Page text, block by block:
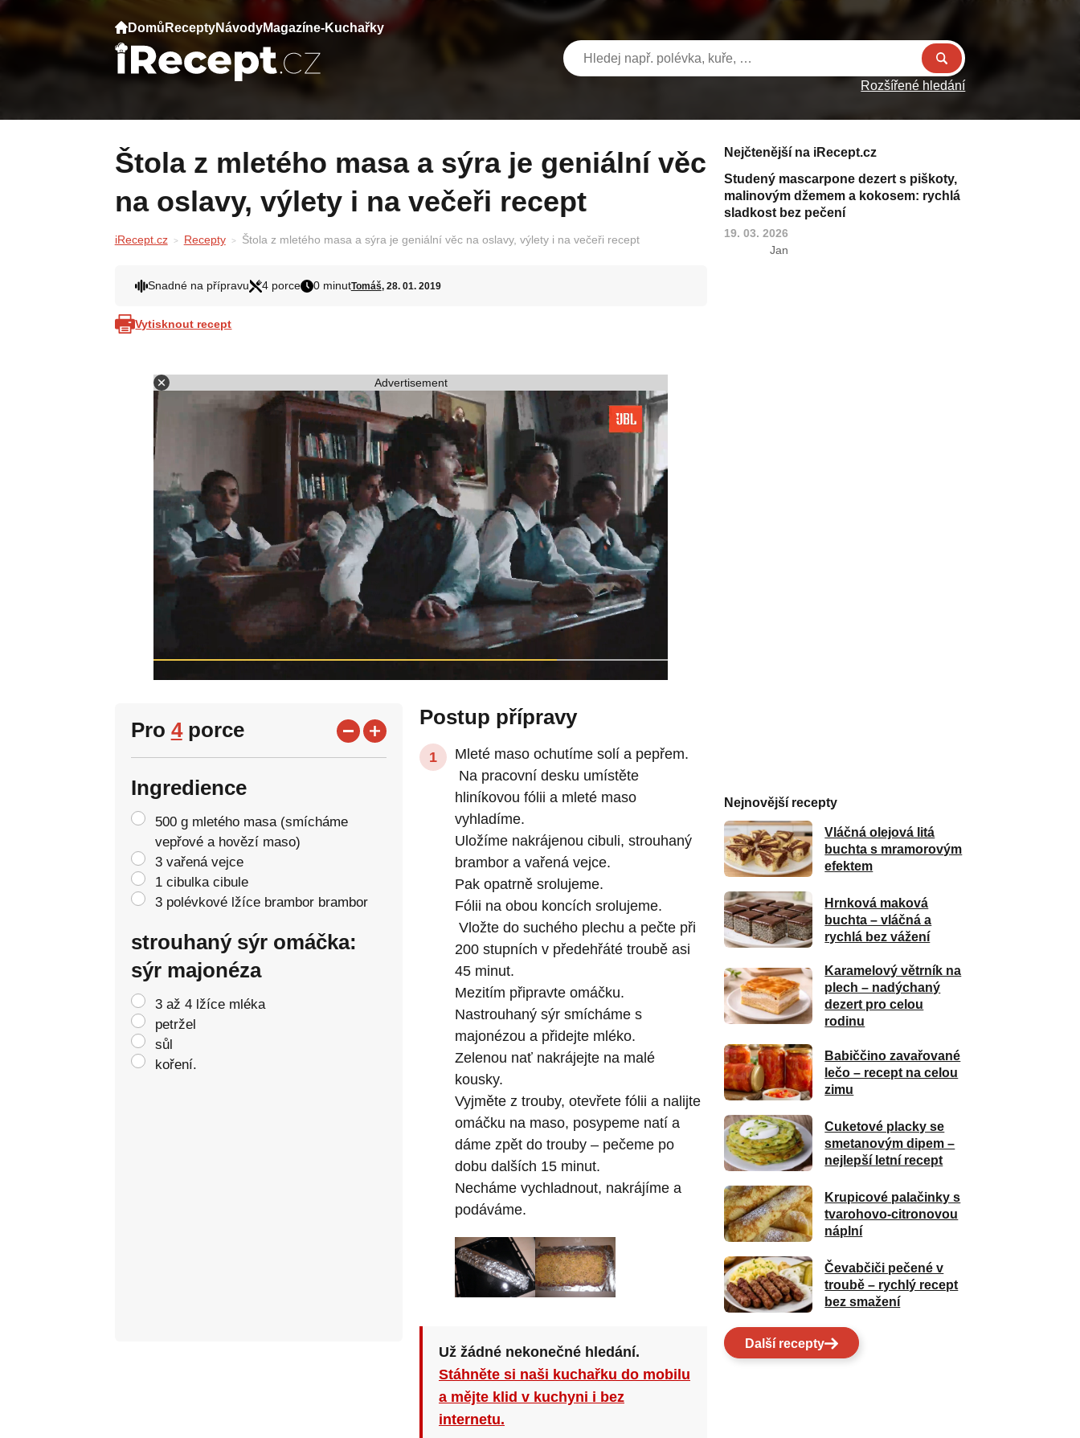
Domů ReceptyNávodyMagazíne-Kuchařky
Rozšířené hledání
Štola z mletého masa a sýra je geniální věc
na oslavy, výlety i na večeři recept
iRecept.cz Recepty Štola z mletého masa a sýra je geniální věc na oslavy, výlety i na večeři recept
Snadné na přípravu 4 porce 0 minutTomáš, 28. 01. 2019
Vytisknout recept
Advertisement
Pro 4porce
Ingredience
500 g mletého masa (smícháme
vepřové a hovězí maso)
3 vařená vejce
1 cibulka cibule
3 polévkové lžíce brambor brambor
strouhaný sýr omáčka:
sýr majonéza
3 až 4 lžíce mléka
petržel
sůl
koření.
Postup přípravy
Mleté maso ochutíme solí a pepřem.
Na pracovní desku umístěte
hliníkovou fólii a mleté ​​maso
vyhladíme.
Uložíme nakrájenou cibuli, strouhaný
brambor a vařená vejce.
Pak opatrně srolujeme.
Fólii na obou koncích srolujeme.
Vložte do suchého plechu a pečte při
200 stupních v předehřáté troubě asi
45 minut.
Mezitím připravte omáčku.
Nastrouhaný sýr smícháme s
majonézou a přidejte mléko.
Zelenou nať nakrájejte na malé
kousky.
Vyjměte z trouby, otevřete fólii a nalijte
omáčku na maso, posypeme natí a
dáme zpět do trouby – pečeme po
dobu dalších 15 minut.
Necháme vychladnout, nakrájíme a
podáváme.
Už žádné nekonečné hledání.
Stáhněte si naši kuchařku do mobilu
a mějte klid v kuchyni i bez
internetu.
Nejčtenější na iRecept.cz
Studený mascarpone dezert s piškoty,
malinovým džemem a kokosem: rychlá
sladkost bez pečení
19. 03. 2026
Jan
Nejnovější recepty
Vláčná olejová litá
buchta s mramorovým
efektem
Hrnková maková
buchta – vláčná a
rychlá bez vážení
Karamelový větrník na
plech – nadýchaný
dezert pro celou
rodinu
Babiččino zavařované
lečo – recept na celou
zimu
Cuketové placky se
smetanovým dipem –
nejlepší letní recept
Krupicové palačinky s
tvarohovo-citronovou
náplní
Čevabčiči pečené v
troubě – rychlý recept
bez smažení
Další recepty